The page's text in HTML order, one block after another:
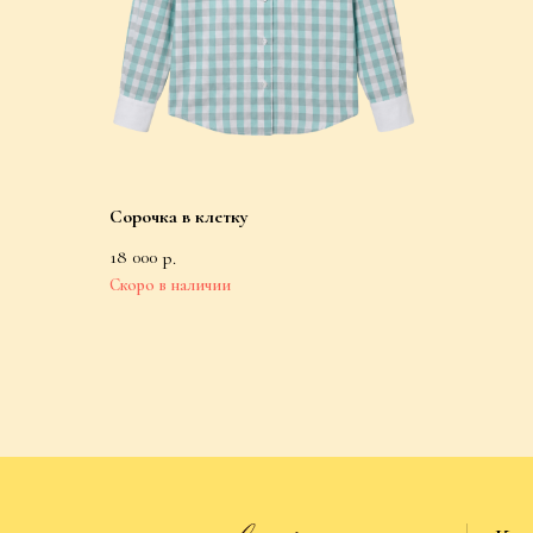
Сорочка в клетку
18 000 р.